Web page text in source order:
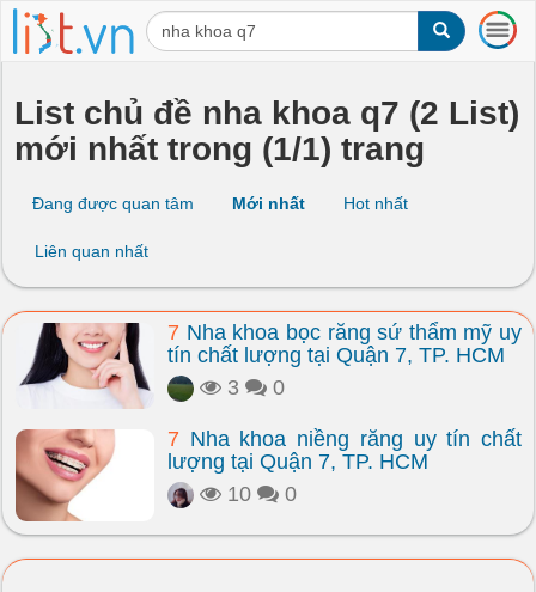
T
o
l
a
t
i
o
List chủ đề nha khoa q7 (2 List)
mới nhất trong (1/1) trang
Đang được quan tâm Mới nhất Hot nhất
Liên quan nhất
7 Nha khoa bọc răng sứ thẩm mỹ uy
tín chất lượng tại Quận 7, TP. HCM
3
0
7 Nha khoa niềng răng uy tín chất
lượng tại Quận 7, TP. HCM
10
0